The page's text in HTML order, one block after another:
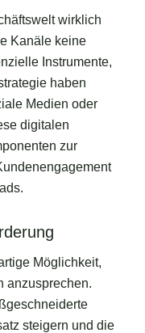
wirklich
Kanäle keine
Instrumente,
haben
Medien oder
digitalen
zur
Möglichkeit,
anzusprechen.
steigern und die